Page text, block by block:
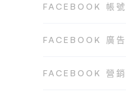
FACEBOOK 帳
FACEBOOK 廣告
FACEBOOK 營銷